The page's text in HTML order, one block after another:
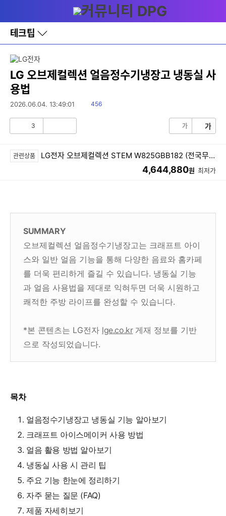
와
홈
테크팁
바
로
레
이
토
LG 오브제컬렉션 얼음정수기냉장고 냉동실 사
용법
2026.06.04. 13:49:01
읽
456
3 가 가
관련상품 LG전자 오브제컬렉션 STEM W825GBB182 (전국무료)
4,644,880원 최저가
SUMMARY
오브제컬렉션 얼음정수기냉장고는 크래프트 아이
스와 일반 얼음 기능을 통해 다양한 음료와 홈카페
를 더욱 편리하게 즐길 수 있습니다. 냉동실 기능
과 얼음 사용법을 제대로 익혀두면 더욱 시원하고
쾌적한 주방 라이프를 완성할 수 있습니다.
*본 콘텐츠는 LG전자 lge.co.kr게재 정보를 기반
으로 작성되었습니다.
목차
얼음정수기냉장고 냉동실 기능 알아보기
크래프트 아이스메이커 사용 방법
얼음 활용 방법 알아보기
냉동실 사용 시 관리 팁
주요 기능 한눈에 정리하기
자주 묻는 질문 (FAQ)
제품 자세히보기